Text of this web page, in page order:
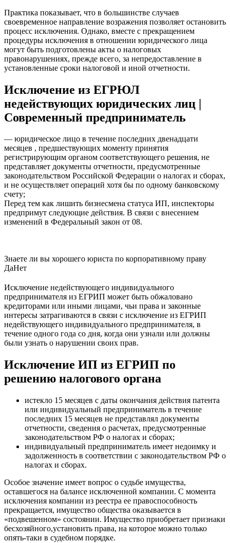
Практика показывает, что в большинстве случаев
своевременное направление возражения позволяет остановить
процесс исключения. Однако, вместе с прекращением
процедуры исключения в отношении юридического лица
могут быть подготовлены акты о налоговых
правонарушениях, прежде всего, за непредоставление в
установленные сроки налоговой и иной отчетности.
Исключение из ЕГРЮЛ
недействующих юридических лиц |
Современный предприниматель
— юридическое лицо в течение последних двенадцати
месяцев , предшествующих моменту принятия
регистрирующим органом соответствующего решения, не
представляет документы отчетности, предусмотренные
законодательством Российской Федерации о налогах и сборах,
и не осуществляет операций хотя бы по одному банковскому
счету;
Перед тем как лишить бизнесмена статуса ИП, инспекторы
предпримут следующие действия. В связи с внесением
изменений в Федеральный закон от 08.
Знаете ли вы хорошего юриста по корпоративному праву
ДаНет
Исключение недействующего индивидуального
предпринимателя из ЕГРИП может быть обжаловано
кредиторами или иными лицами, чьи права и законные
интересы затрагиваются в связи с исключение из ЕГРИП
недействующего индивидуального предпринимателя, в
течение одного года со дня, когда они узнали или должны
были узнать о нарушении своих прав.
Исключение ИП из ЕГРИП по
решению налогового органа
истекло 15 месяцев с даты окончания действия патента
или индивидуальный предприниматель в течение
последних 15 месяцев не представлял документы
отчетности, сведения о расчетах, предусмотренные
законодательством РФ о налогах и сборах;
индивидуальный предприниматель имеет недоимку и
задолженность в соответствии с законодательством РФ о
налогах и сборах.
Особое значение имеет вопрос о судьбе имущества,
оставшегося на балансе исключенной компании. С момента
исключения компании из реестра ее правоспособность
прекращается, имущество общества оказывается в
«подвешенном» состоянии. Имущество приобретает признаки
бесхозяйного,установить права, на которое можно только
опять-таки в судебном порядке.